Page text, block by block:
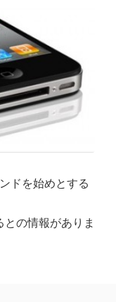
ドを始めとする
の情報がありま